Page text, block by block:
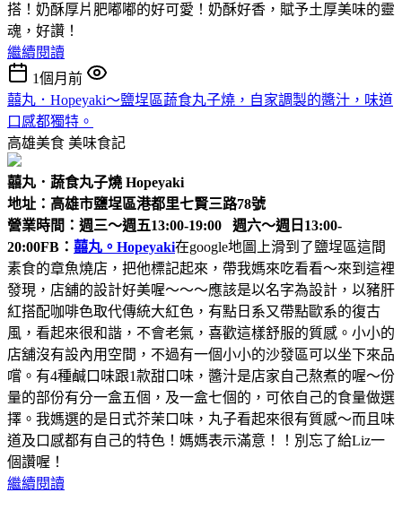
搭！奶酥厚片肥嘟嘟的好可愛！奶酥好香，賦予土厚美味的靈
魂，好讚！
繼續閱讀
1個月前
囍丸．Hopeyaki～鹽埕區蔬食丸子燒，自家調製的醬汁，味道
口感都獨特。
高雄美食 美味食記
囍丸．蔬食丸子燒 Hopeyaki
地址：高雄市鹽埕區港都里七賢三路78號
營業時間：週三～週五13:00-19:00 週六～週日13:00-
20:00FB： 囍丸。Hopeyaki在google地圖上滑到了鹽埕區這間
素食的章魚燒店，把他標記起來，帶我媽來吃看看～來到這裡
發現，店舖的設計好美喔～～～應該是以名字為設計，以豬肝
紅搭配咖啡色取代傳統大紅色，有點日系又帶點歐系的復古
風，看起來很和諧，不會老氣，喜歡這樣舒服的質感。小小的
店舖沒有設內用空間，不過有一個小小的沙發區可以坐下來品
嚐。有4種鹹口味跟1款甜口味，醬汁是店家自己熬煮的喔～份
量的部份有分一盒五個，及一盒七個的，可依自己的食量做選
擇。我媽選的是日式芥茉口味，丸子看起來很有質感～而且味
道及口感都有自己的特色！媽媽表示滿意！！別忘了給Liz一
個讚喔！
繼續閱讀